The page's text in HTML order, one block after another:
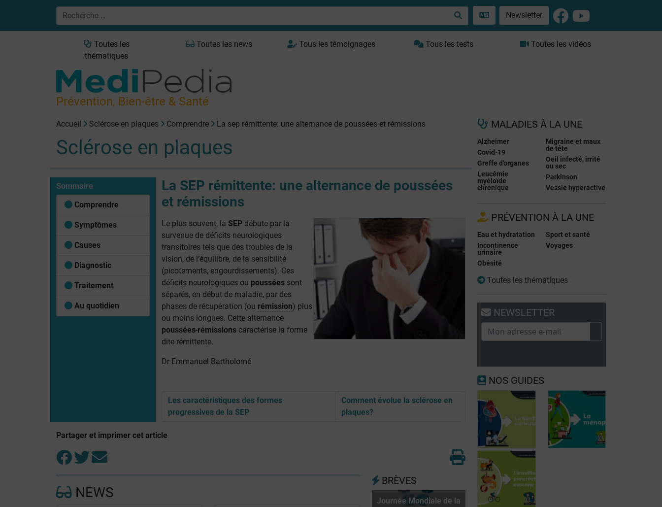
Newsletter
Toutes les
thématiques
Toutes les news Tous les témoignages Tous les tests Toutes les vidéos
Prévention, Bien-être & Santé
Accueil Sclérose en plaques Comprendre La sep rémittente: une alternance de poussées et rémissions
Sclérose en plaques
Sommaire
Comprendre
Symptômes
Causes
Diagnostic
Traitement
Au quotidien
La SEP rémittente: une alternance de poussées
et rémissions
Le plus souvent, la SEPdébute par la
survenue de déficits neurologiques
transitoires tels que des troubles de la
vision, de l’équilibre, de la sensibilité
(picotements, engourdissements). Ces
déficits neurologiques ou pousséessont
séparés, en début de maladie, par des
phases de récupération (ou rémission) plus
ou moins longues. Cette alternance
poussées-rémissionscaractérise la forme
dite rémittente.
Dr Emmanuel Bartholomé
Les caractéristiques des formes
progressives de la SEP
Comment évolue la sclérose en
plaques?
Partager et imprimer cet article
NEWS
BRÈVES
Journée Mondiale de la
MALADIES À LA UNE
Alzheimer
Covid-19
Greffe d'organes
Leucémie
myéloïde
chronique
Migraine et maux
de tête
Oeil infecté, irrité
ou sec
Parkinson
Vessie hyperactive
PRÉVENTION À LA UNE
Eau et hydratation
Incontinence
urinaire
Obésité
Sport et santé
Voyages
Toutes les thématiques
NEWSLETTER
NOS GUIDES
Fibrillation